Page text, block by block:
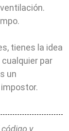
tienes la idea
par
un
y